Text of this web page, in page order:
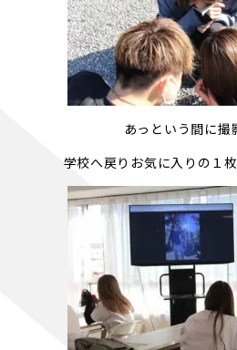
あっという間に撮
学校へ戻りお気に入りの１